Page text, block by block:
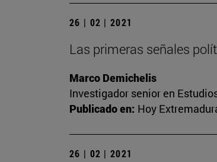
26 | 02 | 2021
Las primeras señales
Marco Demichelis
Investigador senior en
Publicado en: Hoy
26 | 02 | 2021